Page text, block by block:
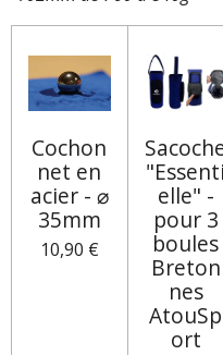
Cochon
net en
acier - ⌀
35mm
10,90 €
"Essenti
elle" -
pour 3
boules
Breton
nes
AtouSp
ort